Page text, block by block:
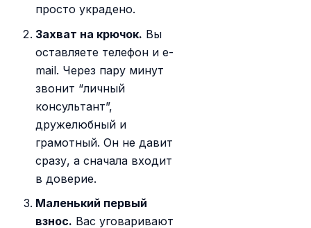
просто украдено.
Захват на крючок. Вы
оставляете телефон и e-
mail. Через пару минут
звонит “личный
консультант”,
дружелюбный и
грамотный. Он не давит
сразу, а сначала входит
в доверие.
Маленький первый
взнос. Вас уговаривают